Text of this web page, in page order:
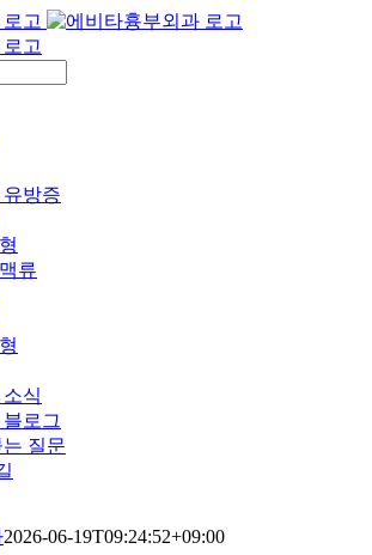
방증
류
식
로그
질문
2026-06-19T09:24:52+09:00